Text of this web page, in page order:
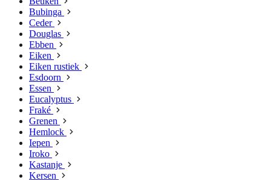
Bubinga
Ceder
Douglas
Ebben
Eiken
Eiken rustiek
Esdoorn
Essen
Eucalyptus
Fraké
Grenen
Hemlock
Iepen
Iroko
Kastanje
Kersen